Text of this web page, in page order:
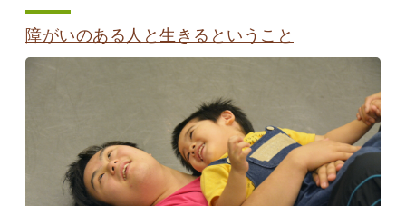
障がいのある人と生きるということ